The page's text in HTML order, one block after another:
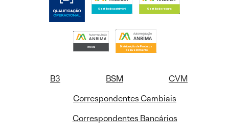
B3 BSM
CVM
Correspondentes Cambiais
Correspondentes Bancários